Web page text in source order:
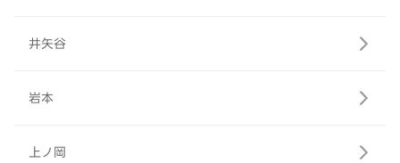
井矢谷
岩本
上ノ岡